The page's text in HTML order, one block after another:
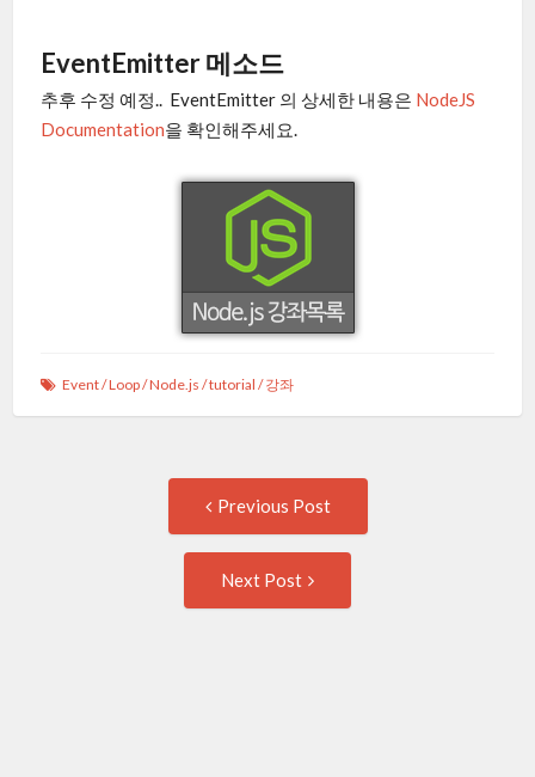
EventEmitter 메소드
추후 수정 예정.. EventEmitter 의 상세한 내용은 NodeJS
Documentation을 확인해주세요.
Event/Loop/Node.js /tutorial /강좌
navigation
Previous Post
Next Post